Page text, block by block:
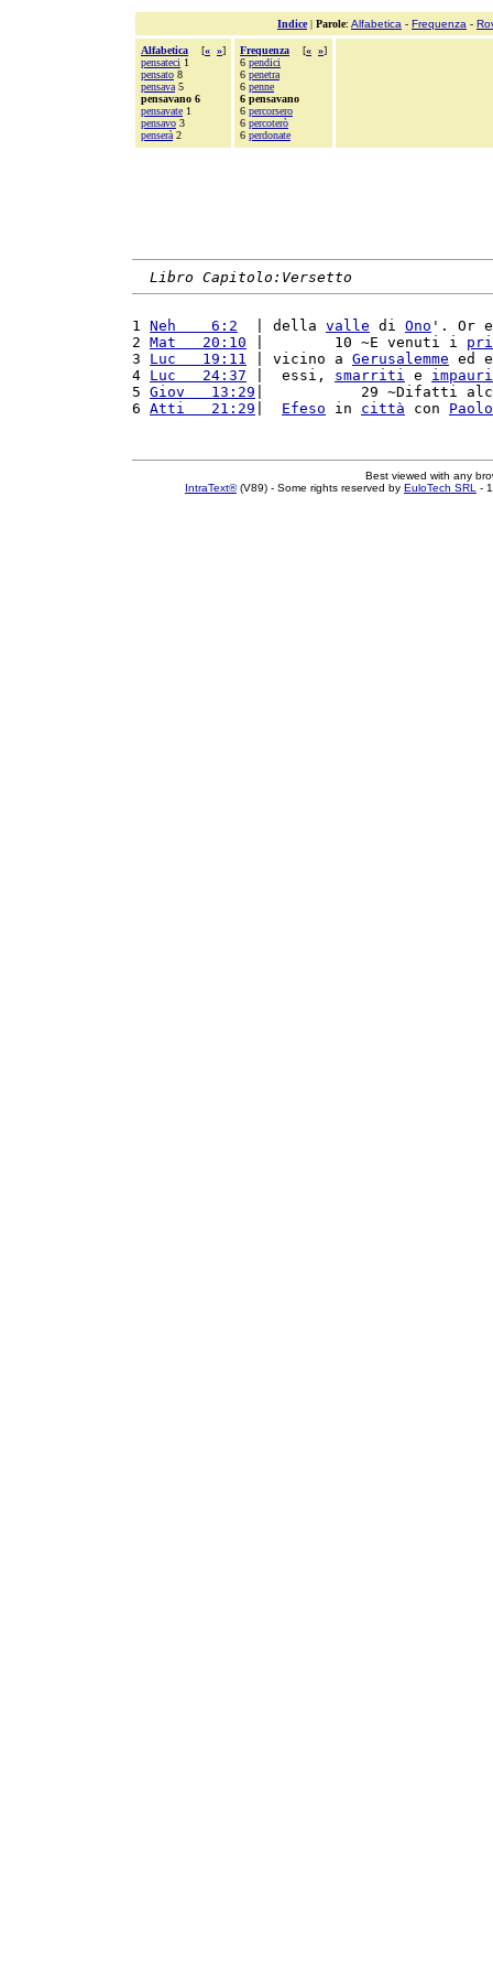
Indice| Parole: Alfabetica - Frequenza -
Alfabetica [« »]
pensateci 1
pensato 8
pensava 5
pensavano 6
pensavate 1
pensavo 3
penserà 2
Frequenza [« »]
6 pendici
6 penetra
6 penne
6 pensavano
6 percorsero
6 percoterò
6 perdonate
Libro Capitolo:Versetto
1 Neh    6:2
  | della
valle di Ono '. Or
2 Mat   20:10 |        10 ~E venuti i
3 Luc   19:11 | vicino a Gerusalemme ed
4 Luc   24:37 |  essi, smarriti e
5 Giov   13:29 |           29 ~Difatti
6 Atti   21:29 Efeso in città con Paolo
Best viewed with any
IntraText®(V89) - Some rights reserved by EuloTech SRL -